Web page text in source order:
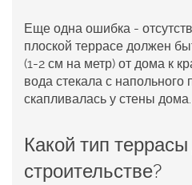
Еще одна ошибка -
плоской террасе должен
(1-2 см на метр) от дома к
вода стекала с напольного
скапливалась у стены дома.
Какой тип
строительстве?